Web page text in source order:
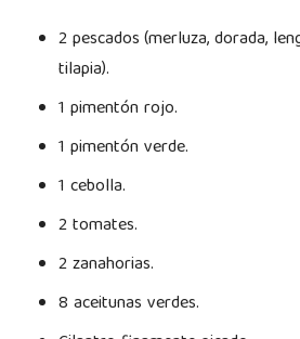
2 pescados(merluza, dorada,
tilapia).
1 pimentón rojo.
1 pimentón verde.
1 cebolla.
2 tomates.
2 zanahorias.
8 aceitunas verdes.